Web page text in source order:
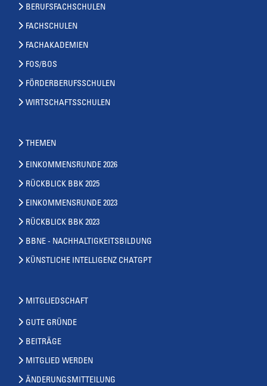
BERUFSFACHSCHULEN
FACHSCHULEN
FACHAKADEMIEN
FOS/BOS
FÖRDERBERUFSSCHULEN
WIRTSCHAFTSSCHULEN
THEMEN
EINKOMMENSRUNDE 2026
RÜCKBLICK BBK 2025
EINKOMMENSRUNDE 2023
RÜCKBLICK BBK 2023
BBNE - NACHHALTIGKEITSBILDUNG
KÜNSTLICHE INTELLIGENZ CHATGPT
MITGLIEDSCHAFT
GUTE GRÜNDE
BEITRÄGE
MITGLIED WERDEN
ÄNDERUNGSMITTEILUNG